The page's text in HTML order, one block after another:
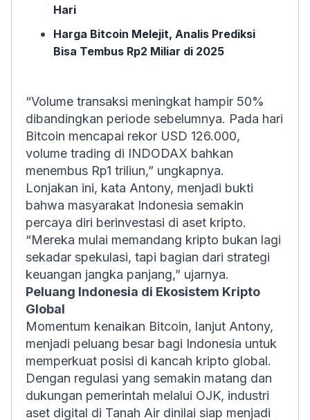
Hari
Harga Bitcoin Melejit, Analis Prediksi
Bisa Tembus Rp2 Miliar di 2025
“Volume transaksi meningkat hampir 50%
dibandingkan periode sebelumnya. Pada hari
Bitcoin mencapai rekor USD 126.000,
volume trading di INDODAX bahkan
menembus Rp1 triliun,” ungkapnya.
Lonjakan ini, kata Antony, menjadi bukti
bahwa masyarakat Indonesia semakin
percaya diri berinvestasi di aset kripto.
“Mereka mulai memandang kripto bukan lagi
sekadar spekulasi, tapi bagian dari strategi
keuangan jangka panjang,” ujarnya.
Peluang Indonesia di Ekosistem Kripto
Global
Momentum kenaikan Bitcoin, lanjut Antony,
menjadi peluang besar bagi Indonesia untuk
memperkuat posisi di kancah kripto global.
Dengan regulasi yang semakin matang dan
dukungan pemerintah melalui OJK, industri
aset digital di Tanah Air dinilai siap menjadi